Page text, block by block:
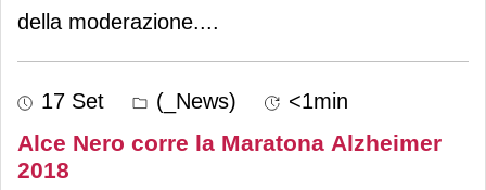
della moderazione....
17 Set (_News) <1min
Alce Nero corre la Maratona Alzheimer
2018